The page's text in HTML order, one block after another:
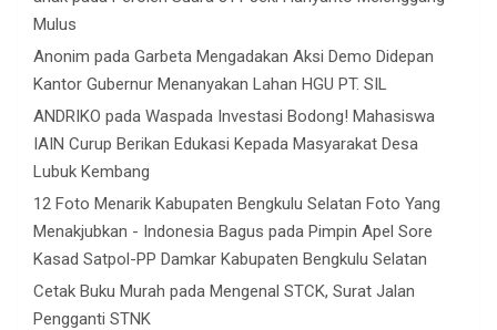
Mulus
Anonim pada Garbeta Mengadakan Aksi Demo Didepan
Kantor Gubernur Menanyakan Lahan HGU PT. SIL
ANDRIKO pada Waspada Investasi Bodong! Mahasiswa
IAIN Curup Berikan Edukasi Kepada Masyarakat Desa
Lubuk Kembang
12 Foto Menarik Kabupaten Bengkulu Selatan Foto Yang
Menakjubkan - Indonesia Bagus pada Pimpin Apel Sore
Kasad Satpol-PP Damkar Kabupaten Bengkulu Selatan
Cetak Buku Murah pada Mengenal STCK, Surat Jalan
Pengganti STNK